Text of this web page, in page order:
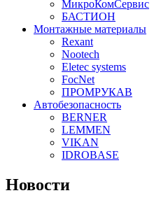
МикроКомСервис
БАСТИОН
Монтажные материалы
Rexant
Nootech
Eletec systems
FocNet
ПРОМРУКАВ
Автобезопасность
BERNER
LEMMEN
VIKAN
IDROBASE
Новости